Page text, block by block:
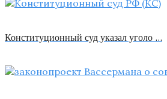
Конституционный суд указал уголо …